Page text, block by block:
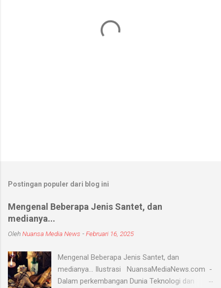
Postingan populer dari blog ini
Mengenal Beberapa Jenis Santet, dan
medianya...
OlehNuansa Media News -Februari 16, 2025
Mengenal Beberapa Jenis Santet, dan
medianya... Ilustrasi NuansaMediaNews.com -
Dalam perkembangan Dunia Teknologi dan